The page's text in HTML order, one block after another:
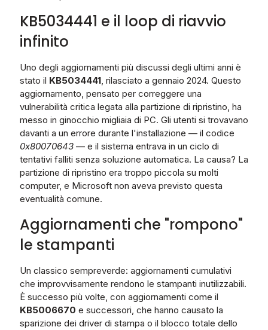
KB5034441 e il loop di riavvio
infinito
Uno degli aggiornamenti più discussi degli ultimi anni è
stato il KB5034441, rilasciato a gennaio 2024. Questo
aggiornamento, pensato per correggere una
vulnerabilità critica legata alla partizione di ripristino, ha
messo in ginocchio migliaia di PC. Gli utenti si trovavano
davanti a un errore durante l'installazione — il codice
0x80070643 — e il sistema entrava in un ciclo di
tentativi falliti senza soluzione automatica. La causa? La
partizione di ripristino era troppo piccola su molti
computer, e Microsoft non aveva previsto questa
eventualità comune.
Aggiornamenti che "rompono"
le stampanti
Un classico sempreverde: aggiornamenti cumulativi
che improvvisamente rendono le stampanti inutilizzabili.
È successo più volte, con aggiornamenti come il
KB5006670 e successori, che hanno causato la
sparizione dei driver di stampa o il blocco totale dello